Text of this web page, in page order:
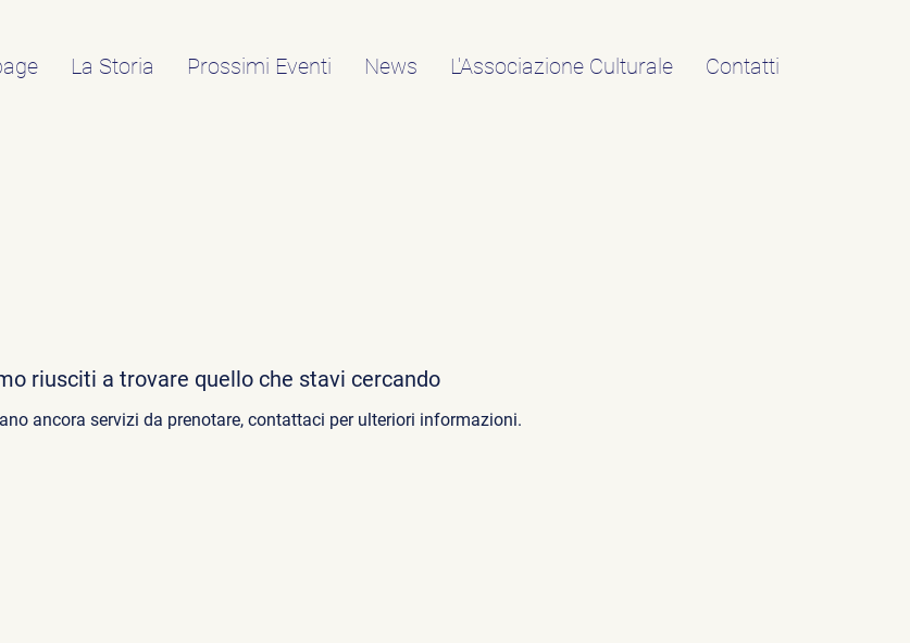
La Storia Prossimi Eventi News L'Associazione Culturale Contatti
riusciti a trovare quello che stavi cercando
ancora servizi da prenotare, contattaci per ulteriori informazioni.